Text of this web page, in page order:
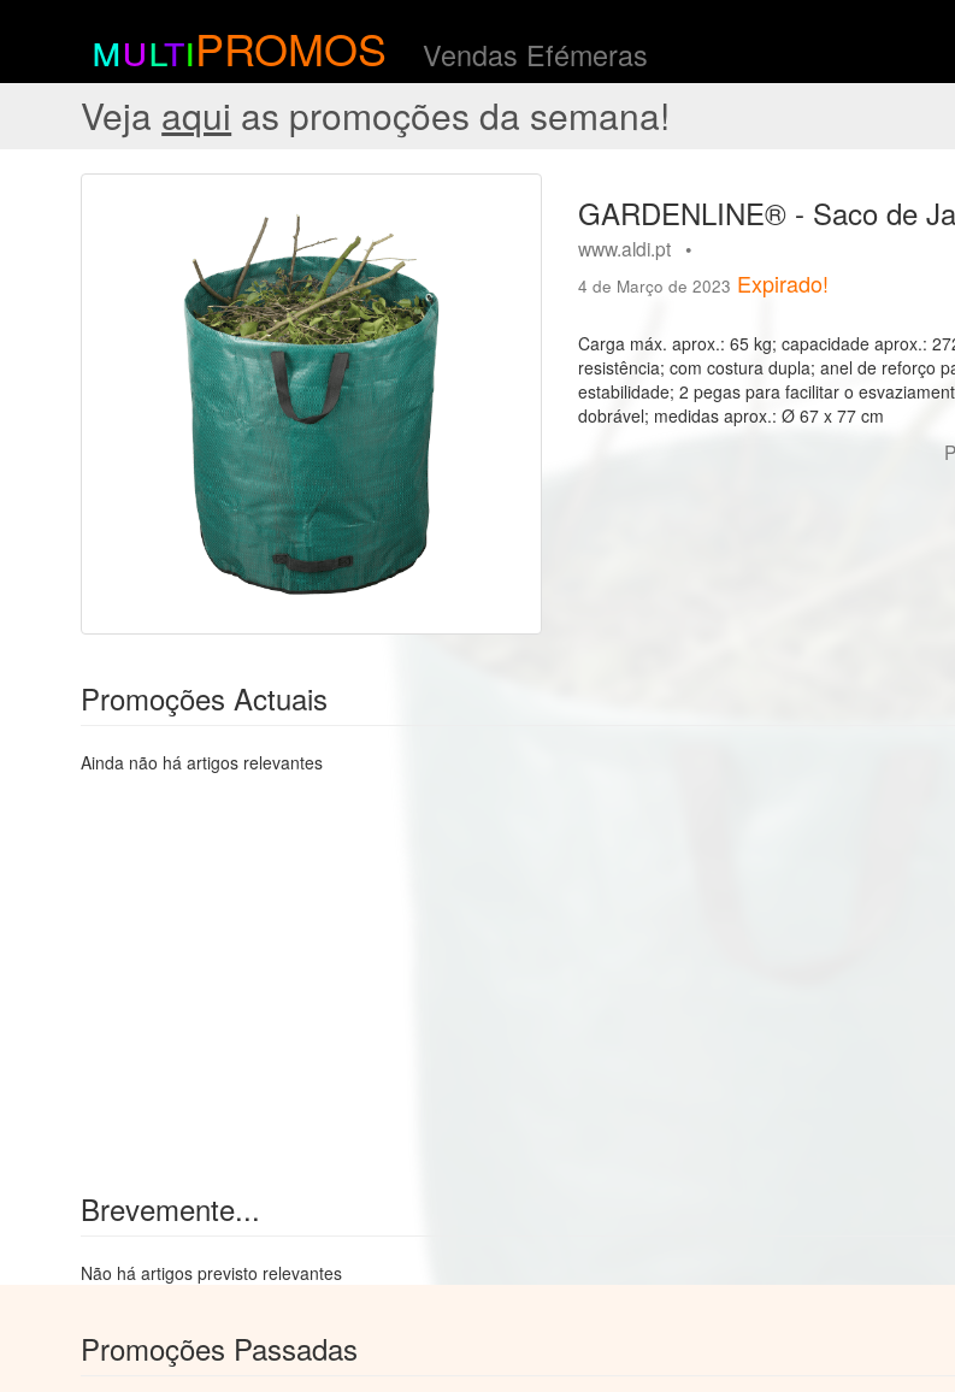
multiPROMOS Vendas Efémeras
Veja aqui as promoções da semana!
GARDENLINE® - Saco de
www.aldi.pt •
4 de Março de 2023 Expirado!
Carga máx. aprox.: 65 kg; capacidade aprox.:
resistência; com costura dupla; anel de reforço
estabilidade; 2 pegas para facilitar o
dobrável; medidas aprox.: Ø 67 x 77 cm
Promoções Actuais
Ainda não há artigos relevantes
Brevemente...
Não há artigos previsto relevantes
Promoções Passadas